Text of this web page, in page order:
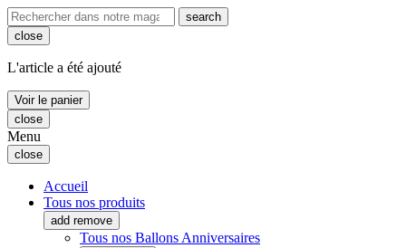
search
close
L'article a été ajouté
Voir le panier
close
Menu
close
Accueil
Tous nos produits
add remove
Tous nos Ballons Anniversaires